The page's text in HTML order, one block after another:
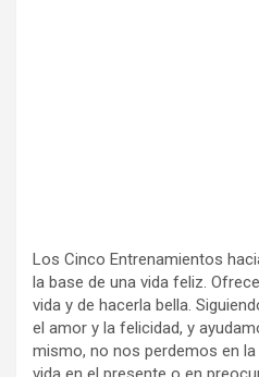
Los Cinco Entrenamientos
la base de una vida feliz.
vida y de hacerla bella.
el amor y la felicidad, y
mismo, no nos perdemos en